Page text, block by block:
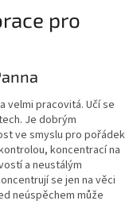
pro
velmi pracovitá. Učí se
Je dobrým
ve smyslu pro pořádek
koncentrací na
a neustálým
se jen na věci
neúspěchem může